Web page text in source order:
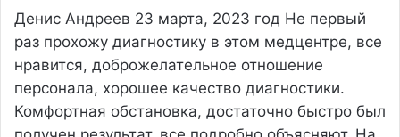
Денис Андреев 23 марта, 2023 год Не первый
раз прохожу диагностику в этом медцентре, все
нравится, доброжелательное отношение
персонала, хорошее качество диагностики.
Комфортная обстановка, достаточно быстро был